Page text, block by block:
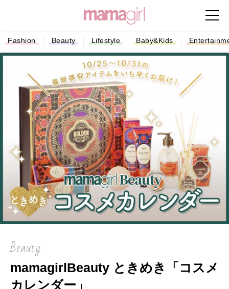
Fashion Beauty Lifestyle Baby&Kids
Beauty
mamagirlBeauty ときめき「コスメ
カレンダー」